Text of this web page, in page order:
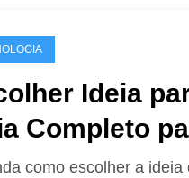
Ideia
Completo
como escolher a ideia